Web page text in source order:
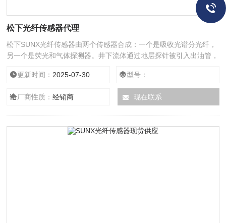
松下光纤传感器代理
松下SUNX光纤传感器由两个传感器合成：一个是吸收光谱分光纤，
另一个是荧光和气体探测器。井下流体通过地层探针被引入出油管，
井下流体分析，并对地层流体的评估加以改进。光纤的传输功率随外
界介质折射率变化而变化，光波作为信息载体，与混合流体电阻率、
流型及水质无关，松下SUNX光纤传感器基于该原理的光纤持率／密
更新时间： 2025-07-30 型号：
厂商性质：经销商 现在联系